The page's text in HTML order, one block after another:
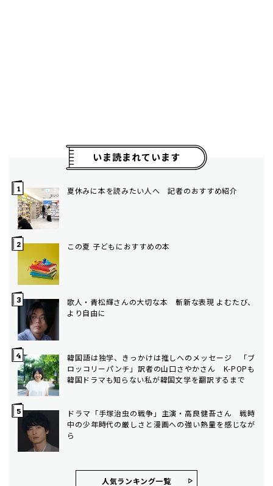
いま読まれています
夏休みに本を読みたい人へ 記者のおすすめ紹介
この夏 子どもにおすすめの本
歌人・青松輝さんの大切な本 斬新な表現 よむたび、
より自由に
韓国語は独学、きっかけは推しへのメッセージ 「ブ
ロッコリーパンチ」訳者の山口さやかさん K-POPも
韓国ドラマも知らない私が韓国文学を翻訳するまで
ドラマ「手塚治虫の戦争」主演・高良健吾さん 戦時
中の少年時代の厳しさと漫画への強い熱量を感じなが
ら
人気ランキング⼀覧